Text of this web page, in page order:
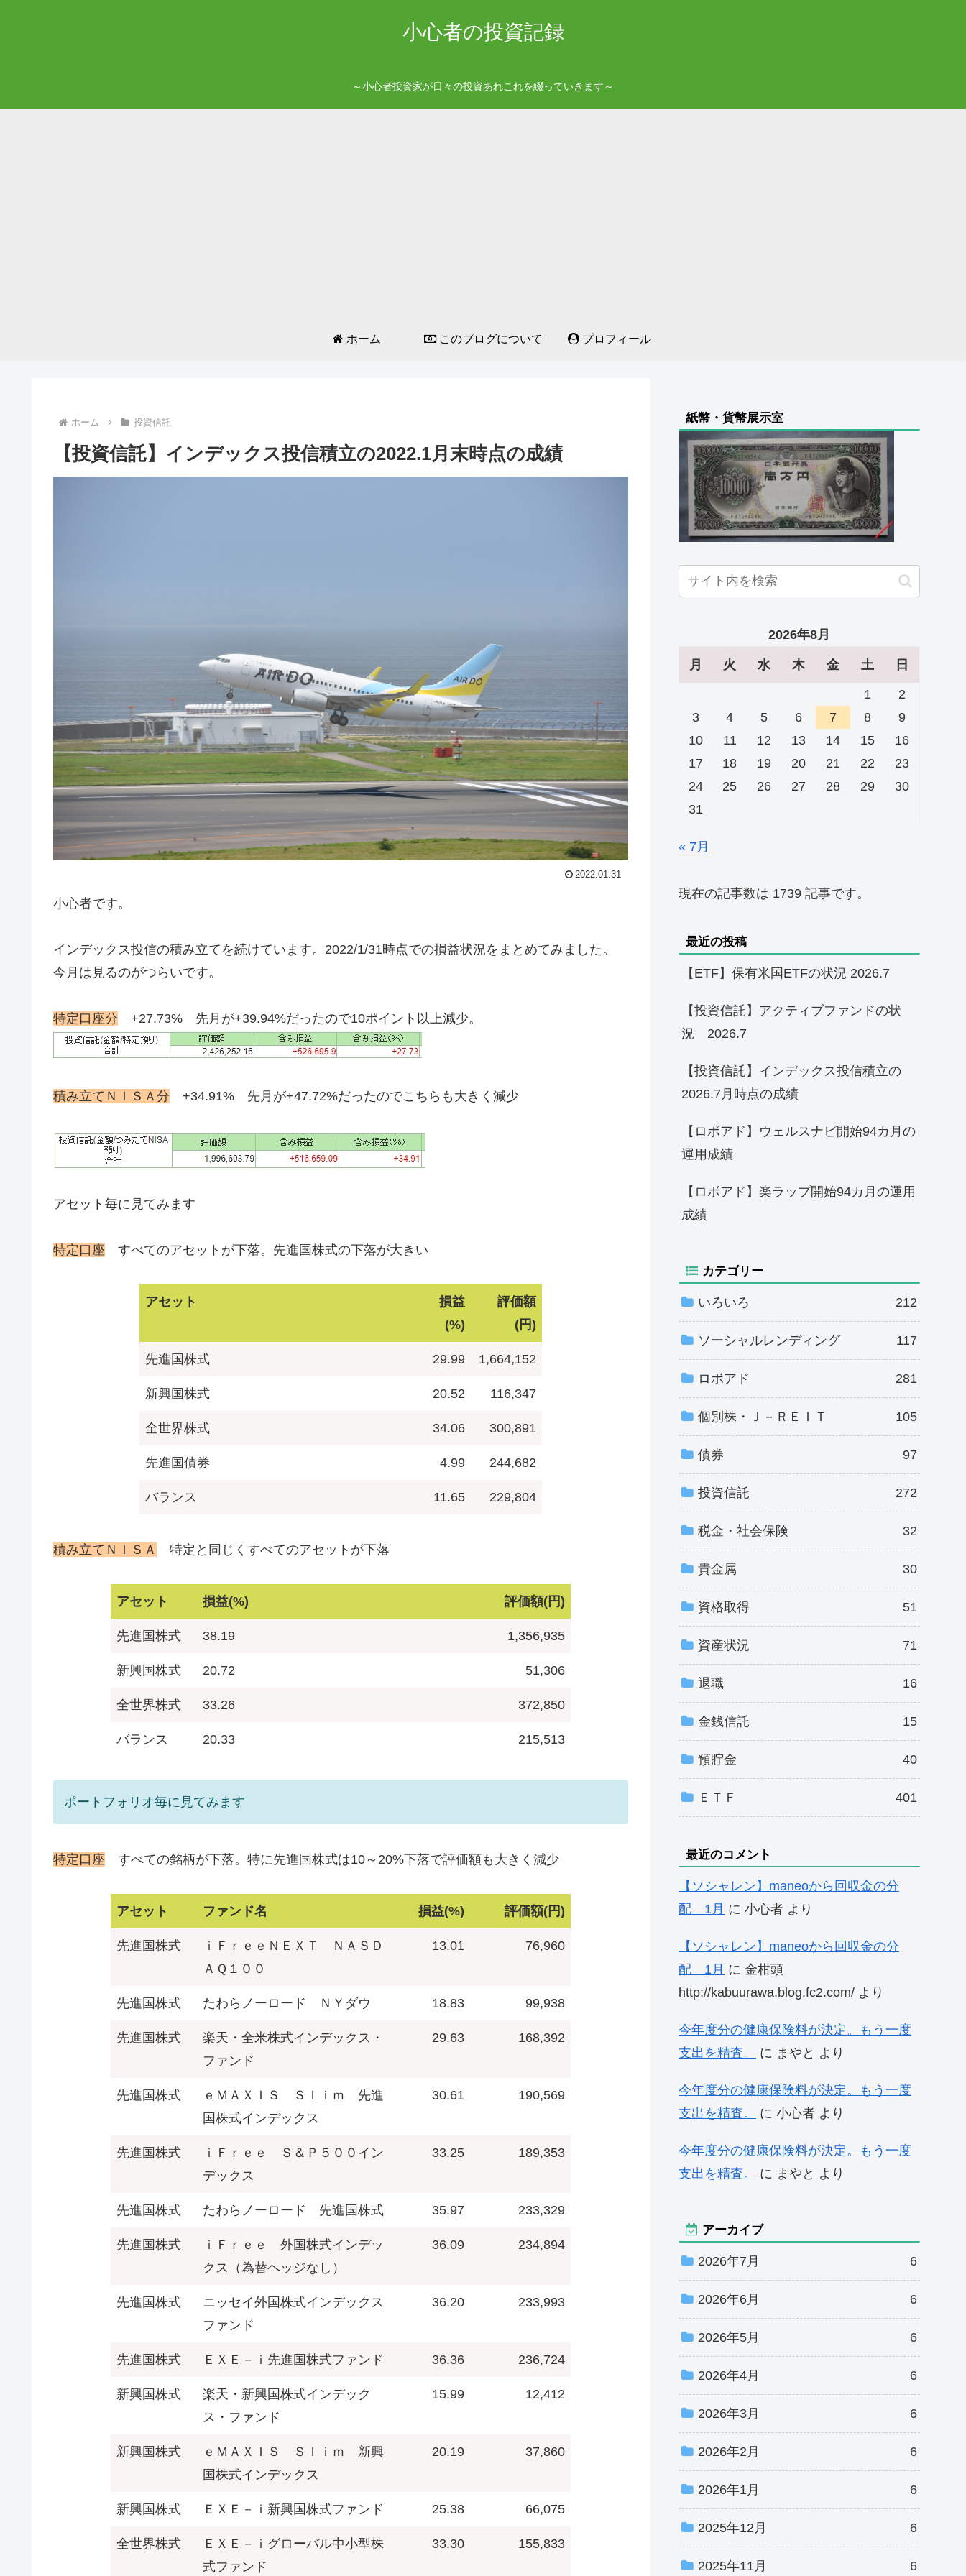
小心者の投資記録
～小心者投資家が日々の投資あれこれを綴っていきます～
ホーム このブログについて プロフィール
ホーム 投資信託
【投資信託】インデックス投信積立の2022.1月末時点の成績
2022.01.31
小心者です。
インデックス投信の積み立てを続けています。2022/1/31時点での損益状況をまとめてみました。
今月は見るのがつらいです。
特定口座分 +27.73% 先月が+39.94%だったので10ポイント以上減少。
積み立てＮＩＳＡ分 +34.91% 先月が+47.72%だったのでこちらも大きく減少
アセット毎に見てみます
特定口座 すべてのアセットが下落。先進国株式の下落が大きい
アセット
損益
(%)
評価額
(円)
先進国株式 29.99 1,664,152
新興国株式 20.52 116,347
全世界株式 34.06 300,891
先進国債券 4.99 244,682
バランス 11.65 229,804
積み立てＮＩＳＡ 特定と同じくすべてのアセットが下落
アセット 損益(%) 評価額(円)
先進国株式 38.19 1,356,935
新興国株式 20.72 51,306
全世界株式 33.26 372,850
バランス 20.33 215,513
ポートフォリオ毎に見てみます
特定口座 すべての銘柄が下落。特に先進国株式は10～20%下落で評価額も大きく減少
アセット ファンド名 損益(%) 評価額(円)
先進国株式
ｉＦｒｅｅＮＥＸＴ ＮＡＳＤ
ＡＱ１００
13.01 76,960
先進国株式 たわらノーロード ＮＹダウ 18.83 99,938
先進国株式
楽天・全米株式インデックス・
ファンド
29.63 168,392
先進国株式
ｅＭＡＸＩＳ Ｓｌｉｍ 先進
国株式インデックス
30.61 190,569
先進国株式
ｉＦｒｅｅ Ｓ＆Ｐ５００イン
デックス
33.25 189,353
先進国株式 たわらノーロード 先進国株式 35.97 233,329
先進国株式
ｉＦｒｅｅ 外国株式インデッ
クス（為替ヘッジなし）
36.09 234,894
先進国株式
ニッセイ外国株式インデックス
ファンド
36.20 233,993
先進国株式 ＥＸＥ－ｉ先進国株式ファンド 36.36 236,724
新興国株式
楽天・新興国株式インデック
ス・ファンド
15.99 12,412
新興国株式
ｅＭＡＸＩＳ Ｓｌｉｍ 新興
国株式インデックス
20.19 37,860
新興国株式 ＥＸＥ－ｉ新興国株式ファンド 25.38 66,075
全世界株式
ＥＸＥ－ｉグローバル中小型株
式ファンド
33.30 155,833
紙幣・貨幣展示室
2026年8月
月 火 水 木 金 土 日
1
2
3
4 5 6 7 8
9
10
11 12 13 14 15
16
17
18 19 20 21 22
23
24
25 26 27 28 29
30
31
« 7月
現在の記事数は 1739 記事です。
最近の投稿
【ETF】保有米国ETFの状況 2026.7
【投資信託】アクティブファンドの状
況 2026.7
【投資信託】インデックス投信積立の
2026.7月時点の成績
【ロボアド】ウェルスナビ開始94カ月の
運用成績
【ロボアド】楽ラップ開始94カ月の運用
成績
カテゴリー
いろいろ 212
ソーシャルレンディング 117
ロボアド 281
個別株・Ｊ－ＲＥＩＴ 105
債券 97
投資信託 272
税金・社会保険 32
貴金属 30
資格取得 51
資産状況 71
退職 16
金銭信託 15
預貯金 40
ＥＴＦ 401
最近のコメント
【ソシャレン】maneoから回収金の分
配 1月 に 小心者 より
【ソシャレン】maneoから回収金の分
配 1月 に 金柑頭
http://kabuurawa.blog.fc2.com/ より
今年度分の健康保険料が決定。もう一度
支出を精査。
に まやと より
今年度分の健康保険料が決定。もう一度
支出を精査。
に 小心者 より
今年度分の健康保険料が決定。もう一度
支出を精査。
に まやと より
アーカイブ
2026年7月 6
2026年6月 6
2026年5月 6
2026年4月 6
2026年3月 6
2026年2月 6
2026年1月 6
2025年12月 6
2025年11月 6